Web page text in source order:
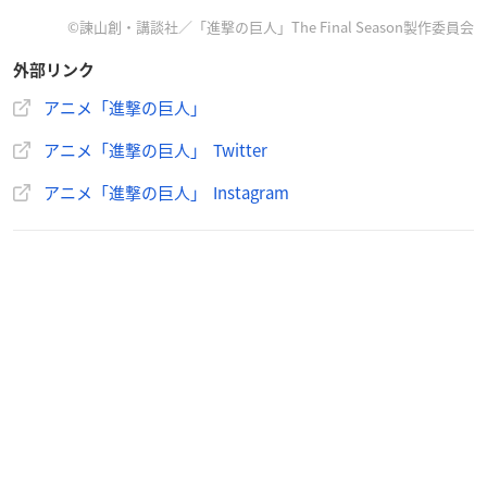
シリーズ構成：瀬古浩司
総作画監督：新沼大祐、秋田 学
演出チーフ：宍戸淳
色彩設計：大西 慈
美術監督：根本邦明
画面設計：淡輪雄介
©諫山創・講談社／「進撃の巨人」The Final Season製作委員会
外部リンク
アニメ「進撃の巨人」
アニメ「進撃の巨人」 Twitter
アニメ「進撃の巨人」 Instagram